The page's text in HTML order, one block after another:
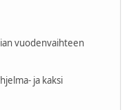
vuodenvaihteen
ja kaksi